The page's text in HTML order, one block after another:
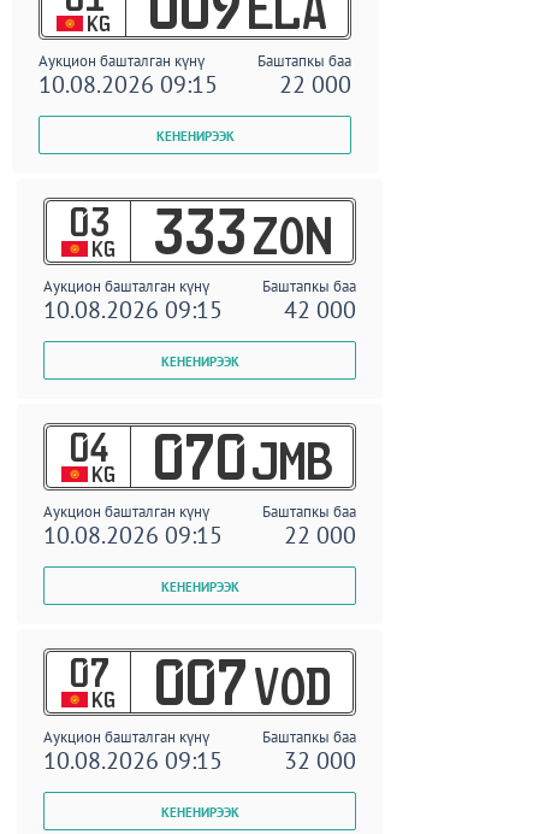
KG ELA
Аукцион башталган күнү Баштапкы баа
10.08.2026 09:15 22 000
03
KG 333 ZON
Аукцион башталган күнү Баштапкы баа
10.08.2026 09:15 42 000
04
KG 070 JMB
Аукцион башталган күнү Баштапкы баа
10.08.2026 09:15 22 000
07
KG 007 VOD
Аукцион башталган күнү Баштапкы баа
10.08.2026 09:15 32 000